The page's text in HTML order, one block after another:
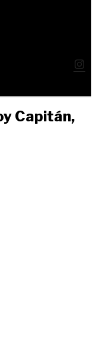
Capi­tán,